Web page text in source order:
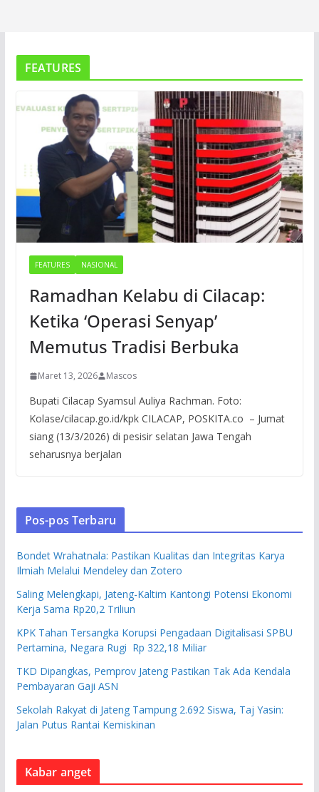
FEATURES
FEATURES NASIONAL
Ramadhan Kelabu di Cilacap:
Ketika ‘Operasi Senyap’
Memutus Tradisi Berbuka
Maret 13, 2026 Mascos
Bupati Cilacap Syamsul Auliya Rachman. Foto:
Kolase/cilacap.go.id/kpk CILACAP, POSKITA.co – Jumat
siang (13/3/2026) di pesisir selatan Jawa Tengah
seharusnya berjalan
Pos-pos Terbaru
Bondet Wrahatnala: Pastikan Kualitas dan Integritas Karya
Ilmiah Melalui Mendeley dan Zotero
Saling Melengkapi, Jateng-Kaltim Kantongi Potensi Ekonomi
Kerja Sama Rp20,2 Triliun
KPK Tahan Tersangka Korupsi Pengadaan Digitalisasi SPBU
Pertamina, Negara Rugi Rp 322,18 Miliar
TKD Dipangkas, Pemprov Jateng Pastikan Tak Ada Kendala
Pembayaran Gaji ASN
Sekolah Rakyat di Jateng Tampung 2.692 Siswa, Taj Yasin:
Jalan Putus Rantai Kemiskinan
Kabar anget